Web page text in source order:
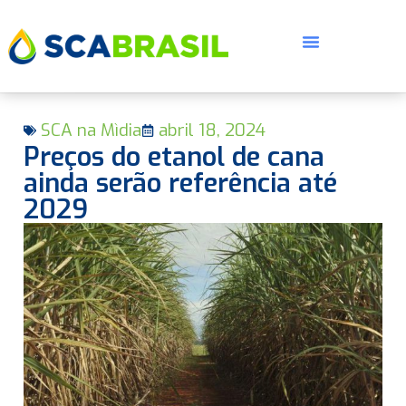
SCA na Mìdia abril 18, 2024
Preços do etanol de cana
ainda serão referência até
2029